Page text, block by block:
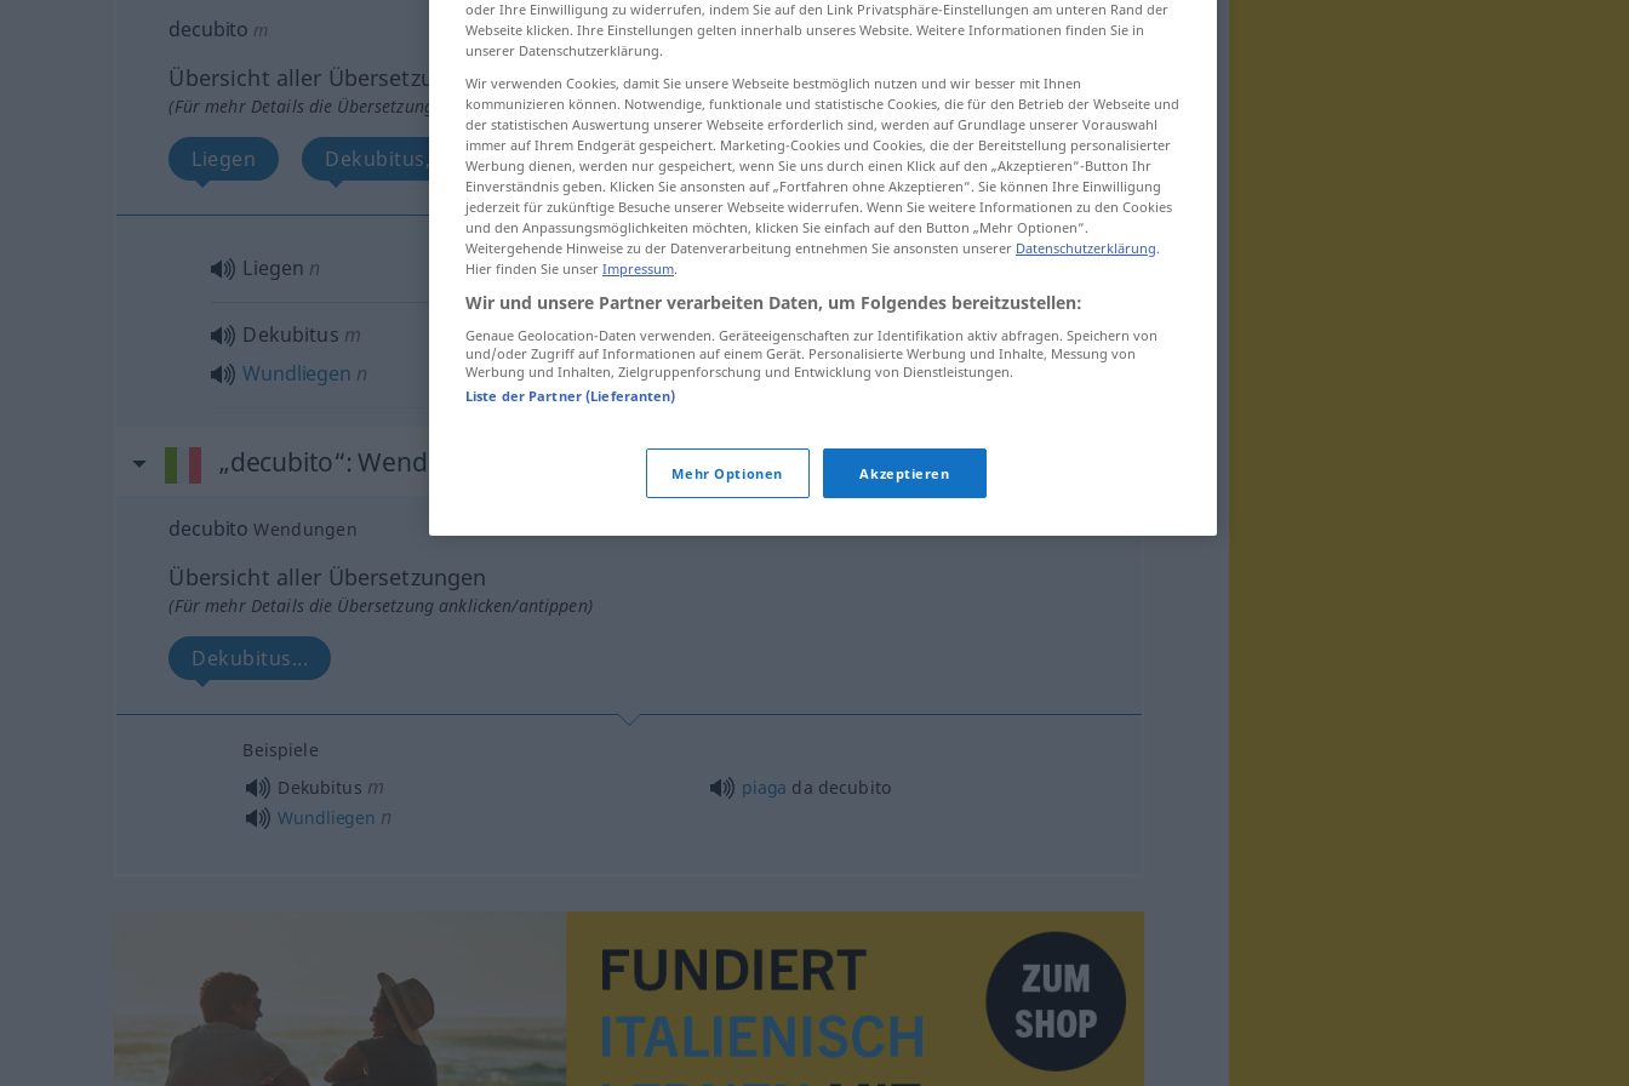
decubito m
Übersicht aller Übersetzungen
(Für mehr Details die Übersetzung anklicken/antippen)
Liegen Dekubitus, Wundliegen
Liegen n
Dekubitus m
Wundliegen n
decubito MED piaga
„decubito“: Wendungen
decubito Wendungen
Übersicht aller Übersetzungen
(Für mehr Details die Übersetzung anklicken/antippen)
Dekubitus...
Beispiele
Dekubitus m
Wundliegen n
piaga da decubito
oder Ihre Einwilligung zu widerrufen, indem Sie auf den Link Privatsphäre-Einstellungen am unteren Rand der
Webseite klicken. Ihre Einstellungen gelten innerhalb unseres Website. Weitere Informationen finden Sie in
unserer Datenschutzerklärung.
Wir verwenden Cookies, damit Sie unsere Webseite bestmöglich nutzen und wir besser mit Ihnen
kommunizieren können. Notwendige, funktionale und statistische Cookies, die für den Betrieb der Webseite und
der statistischen Auswertung unserer Webseite erforderlich sind, werden auf Grundlage unserer Vorauswahl
immer auf Ihrem Endgerät gespeichert. Marketing-Cookies und Cookies, die der Bereitstellung personalisierter
Werbung dienen, werden nur gespeichert, wenn Sie uns durch einen Klick auf den „Akzeptieren“-Button Ihr
Einverständnis geben. Klicken Sie ansonsten auf „Fortfahren ohne Akzeptieren“. Sie können Ihre Einwilligung
jederzeit für zukünftige Besuche unserer Webseite widerrufen. Wenn Sie weitere Informationen zu den Cookies
und den Anpassungsmöglichkeiten möchten, klicken Sie einfach auf den Button „Mehr Optionen“.
Weitergehende Hinweise zu der Datenverarbeitung entnehmen Sie ansonsten unserer Datenschutzerklärung.
Hier finden Sie unser Impressum.
Wir und unsere Partner verarbeiten Daten, um Folgendes bereitzustellen:
Genaue Geolocation-Daten verwenden. Geräteeigenschaften zur Identifikation aktiv abfragen. Speichern von
und/oder Zugriff auf Informationen auf einem Gerät. Personalisierte Werbung und Inhalte, Messung von
Werbung und Inhalten, Zielgruppenforschung und Entwicklung von Dienstleistungen.
Liste der Partner (Lieferanten)
Mehr Optionen Akzeptieren